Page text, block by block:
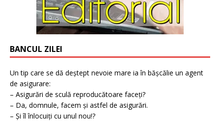
BANCUL ZILEI
Un tip care se dă deștept nevoie mare ia în bășcălie un agent
de asigurare:
– Asigurări de sculă reproducătoare faceți?
– Da, domnule, facem și astfel de asigurări.
– Și îl înlocuiți cu unul nou!?